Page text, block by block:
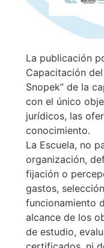
La publicación
Capacitación
Snopek” de la
con el único
jurídicos, las
conocimiento.
La Escuela, no
organización,
fijación o
gastos,
funcionamiento
alcance de los
de estudio,